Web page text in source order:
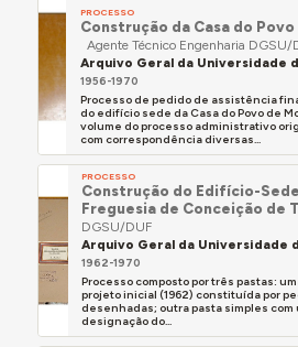
PROCESSO
Construção da Casa do
Agente Técnico Engenharia DGSU/
Arquivo Geral da Universidade
1956-1970
Processo de pedido de assistência
do edifício sede da Casa do Povo de
volume do processo administrativo
com correspondência diversas...
PROCESSO
Construção do Edifício-
Freguesia de Conceição de
DGSU/DUF
Arquivo Geral da Universidade
1962-1970
Processo composto por três pastas:
projeto inicial (1962) constituída por
desenhadas; outra pasta simples com
designação do...